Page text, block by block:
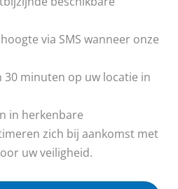
via SMS wanneer onze
minuten op uw locatie in
in herkenbare
zich bij aankomst met
uw veiligheid.